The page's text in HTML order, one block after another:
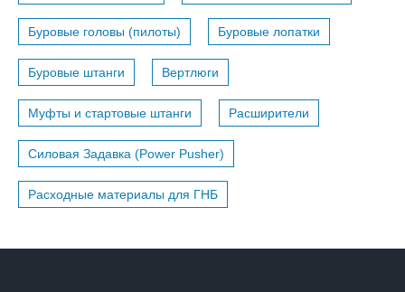
Буровые головы (пилоты) Буровые лопатки
Буровые штанги Вертлюги
Муфты и стартовые штанги Расширители
Силовая Задавка (Power Pusher)
Расходные материалы для ГНБ